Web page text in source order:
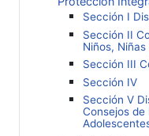
Sección I
Sección II
Niños,
Sección III
Sección IV
Sección V
Consejos de